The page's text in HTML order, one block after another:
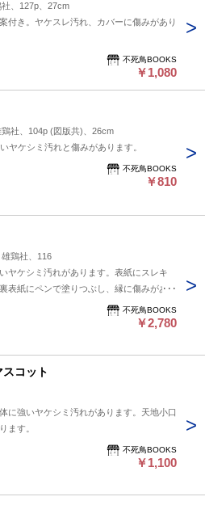
、127p、27cm
付き。ヤケスレ汚れ、カバーに傷みがあり
不死鳥BOOKS
￥1,080
社、104p (図版共)、26cm
ヤケシミ汚れと傷みがあります。
不死鳥BOOKS
￥810
鶏社、116
ヤケシミ汚れがあります。表紙にスレキ
表紙にペンで塗りつぶし、縁に傷みがあり
不死鳥BOOKS
￥2,780
コット
に強いヤケシミ汚れがあります。天地小口
ます。
不死鳥BOOKS
￥1,100